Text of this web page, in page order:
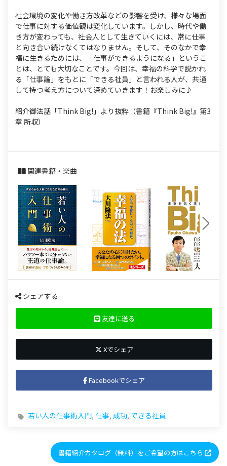
社会環境の変化や働き方改革などの影響を受け、様々な場面
で仕事に対する価値観は変化しています。しかし、時代や働
き方が変わっても、社会人として生きていくには、常に仕事
と向き合い続けなくてはなりません。そして、そのなかで幸
福に生きるためには、「仕事ができるようになる」というこ
とは、とても大切なことです。今回は、幸福の科学で説かれ
る「仕事論」をもとに「できる社員」と言われる人が、共通
して持つ考え方について深めていきます！お楽しみに♪
紹介御法話「Think Big!」より抜粋（書籍『Think Big!』第3
章 所収）
関連書籍・楽曲
シェアする
友達に送る
Xでシェア
Facebookでシェア
若い人の仕事術入門, 仕事, 成功, できる社員
書籍紹介カタログ（無料）をご希望の方はこちら